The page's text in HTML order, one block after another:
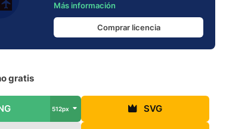
Más información
Comprar licencia
gratis
512px SVG